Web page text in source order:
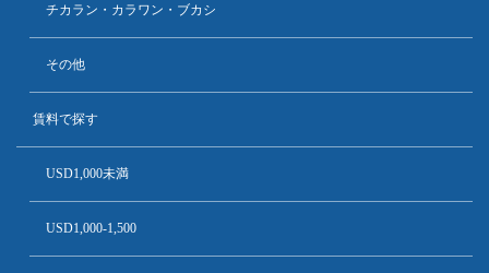
チカラン・カラワン・ブカシ
その他
賃料で探す
USD1,000未満
USD1,000-1,500